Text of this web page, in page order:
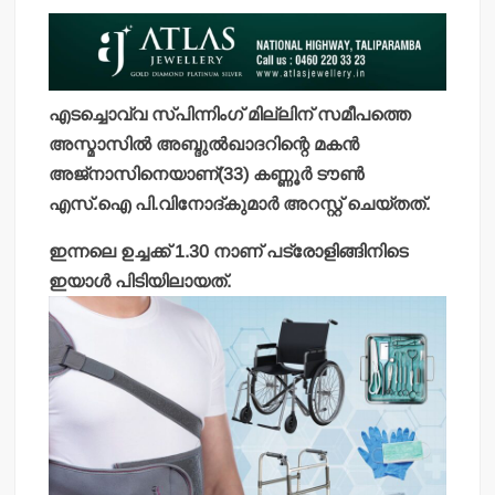
എടച്ചൊവ്വ സ്പിന്നിംഗ് മില്ലിന് സമീപത്തെ
അസ്മാസില്‍ അബ്ദുല്‍ഖാദറിന്റെ മകന്‍
അജ്‌നാസിനെയാണ്(33) കണ്ണൂര്‍ ടൗണ്‍
എസ്.ഐ പി.വിനോദ്കുമാര്‍ അറസ്റ്റ് ചെയ്തത്.
ഇന്നലെ ഉച്ചക്ക് 1.30 നാണ് പട്രോളിങ്ങിനിടെ
ഇയാള്‍ പിടിയിലായത്.